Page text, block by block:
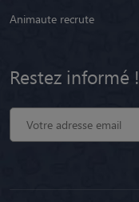
Animaute recrute
Restez informé !